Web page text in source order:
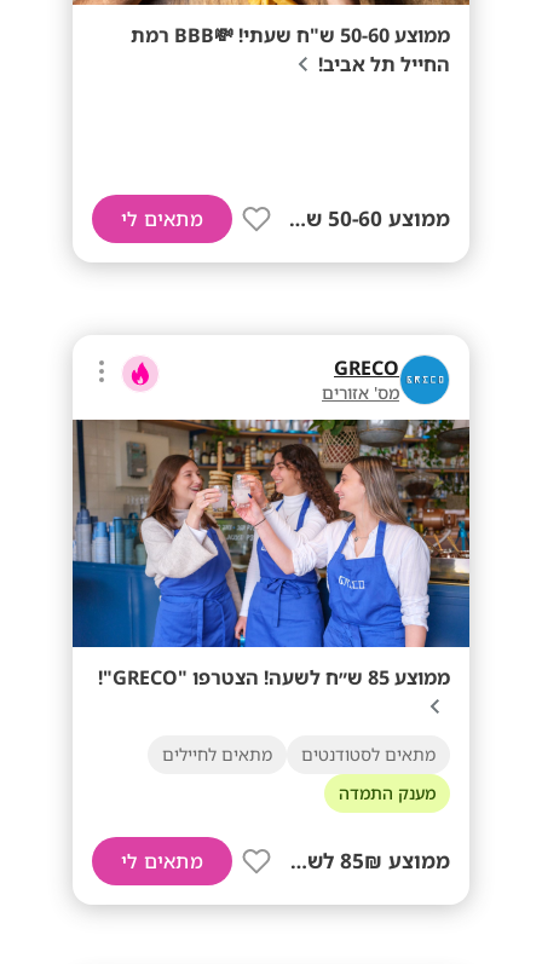
ממוצע 50-60 ש"ח שעתי! 💸BBB רמת
החייל תל אביב!
ממוצע 50-60 ש"ח שעתי! מתאים לי
GRECO
מס' אזורים
ממוצע 85 ש״ח לשעה! הצטרפו "GRECO"!
מתאים לסטודנטים
מתאים לחיילים
מענק התמדה
ממוצע 85₪ לשעה! מתאים לי